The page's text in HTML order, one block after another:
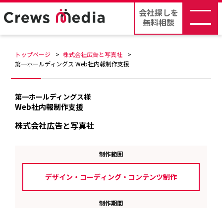
会社探しを
無料相談
トップページ
株式会社広告と写真社
第一ホールディングス Web社内報制作支援
第一ホールディングス様
Web社内報制作支援
株式会社広告と写真社
制作範囲
デザイン・コーディング・コンテンツ制作
制作期間